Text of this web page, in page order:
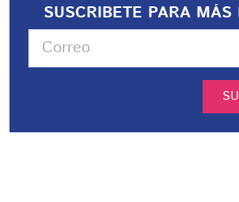
SUSCRIBETE PARA MÁS